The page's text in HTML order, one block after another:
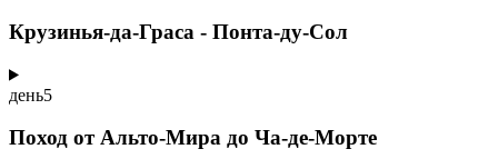
Крузинья-да-Граса - Понта-ду-Сол
день5
Поход от Альто-Мира до Ча-де-Морте